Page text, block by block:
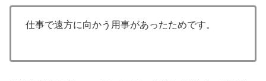
仕事で遠方に向かう用事があったためです。